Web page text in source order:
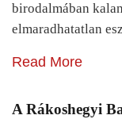
birodalmában
elmaradhatatlan
Read More
A Rákoshegyi